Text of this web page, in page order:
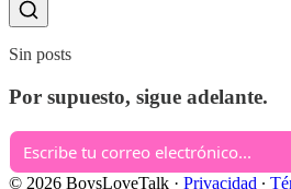
Sin posts
Por supuesto, sigue adelante.
© 2026 BoysLoveTalk · Privacidad ∙